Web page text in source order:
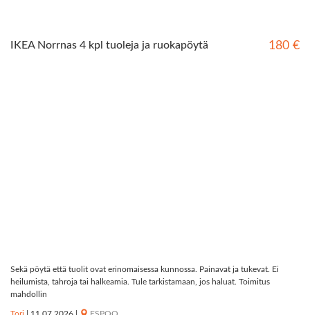
IKEA Norrnas 4 kpl tuoleja ja ruokapöytä 180 €
Sekä pöytä että tuolit ovat erinomaisessa kunnossa. Painavat ja tukevat. Ei
heilumista, tahroja tai halkeamia. Tule tarkistamaan, jos haluat. Toimitus
mahdollin